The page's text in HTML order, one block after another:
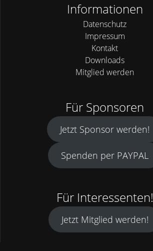
Informationen
Datenschutz
Impressum
Kontakt
Downloads
Mitglied werden
Für Sponsoren
Jetzt Sponsor werden!
Spenden per PAYPAL
Für Interessenten!
Jetzt Mitglied werden!